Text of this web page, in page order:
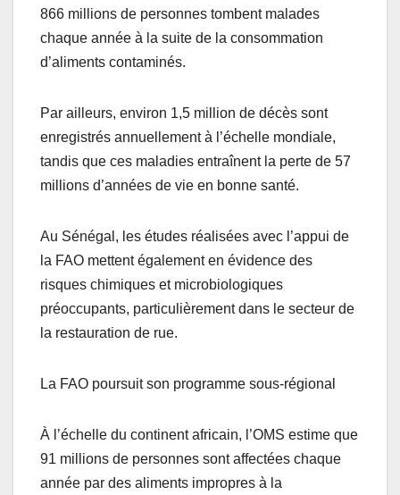
866 millions de personnes tombent malades
chaque année à la suite de la consommation
d’aliments contaminés.
Par ailleurs, environ 1,5 million de décès sont
enregistrés annuellement à l’échelle mondiale,
tandis que ces maladies entraînent la perte de 57
millions d’années de vie en bonne santé.
Au Sénégal, les études réalisées avec l’appui de
la FAO mettent également en évidence des
risques chimiques et microbiologiques
préoccupants, particulièrement dans le secteur de
la restauration de rue.
La FAO poursuit son programme sous-régional
À l’échelle du continent africain, l’OMS estime que
91 millions de personnes sont affectées chaque
année par des aliments impropres à la